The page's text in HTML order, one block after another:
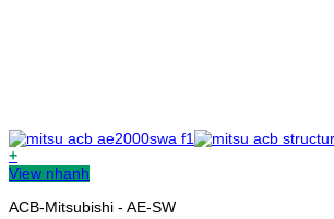
+
View nhanh
ACB-Mitsubishi - AE-SW